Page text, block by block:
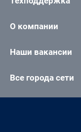
О компании
Наши вакансии
Все города сети